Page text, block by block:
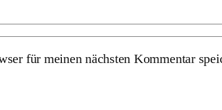
für meinen nächsten Kommentar